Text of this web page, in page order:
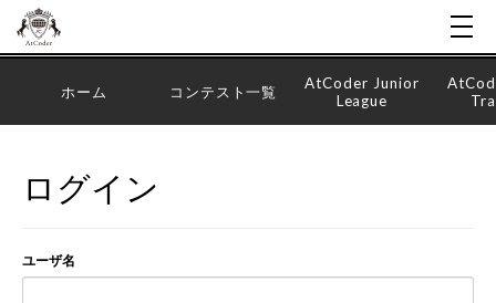
ホーム コンテスト一覧
AtCoder Junior
League
ログイン
ユーザ名